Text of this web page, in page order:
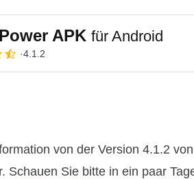
APK für Android
4.1.2
von der Version 4.1.2
Schauen Sie bitte in ein paar